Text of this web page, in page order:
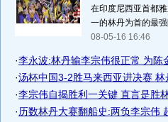
在印度尼西亚首都
一的林丹为首的最
08-05-16 16:46
·李永波:林丹输李宗伟很正常 为陈
·汤杯中国3-2胜马来西亚进决赛
·李宗伟自揭胜利一关键 直言是胜
· 历数林丹大赛翻船史:两负李宗伟